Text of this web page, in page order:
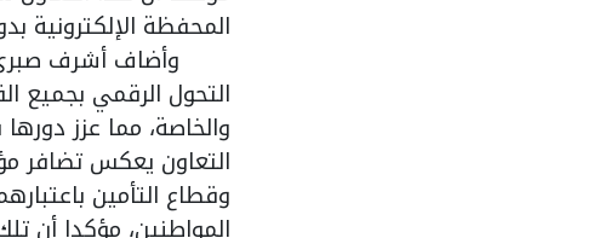
المحفظة الإلكترونية
وأضاف أشرف صبري
التحول الرقمي بجميع
والخاصة، مما عزز
التعاون يعكس تضافر
وقطاع التأمين
المواطنين، مؤكدا أن